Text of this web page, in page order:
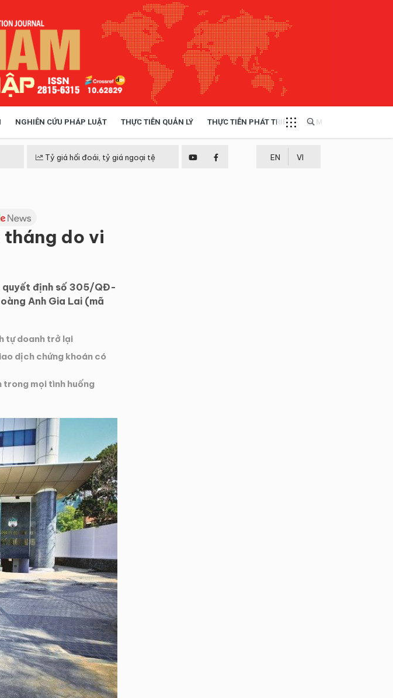
NGHIÊN CỨU PHÁP LUẬT THỰC TIỄN QUẢN LÝ THỰC TIỄN PHÁT TRIỂN MULTIMEDIA
Tỷ giá hối đoái, tỷ giá ngoại tệ EN VI
tháng do vi
quyết định số 305/QĐ-
Anh Gia Lai (mã
tự doanh trở lại
dịch chứng khoán có
trong mọi tình huống